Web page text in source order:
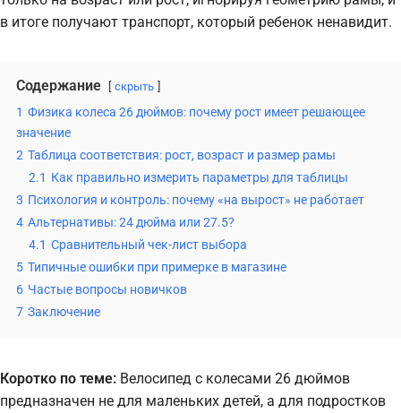
в итоге получают транспорт, который ребенок ненавидит.
Содержание скрыть
1 Физика колеса 26 дюймов: почему рост имеет решающее
значение
2 Таблица соответствия: рост, возраст и размер рамы
2.1 Как правильно измерить параметры для таблицы
3 Психология и контроль: почему «на вырост» не работает
4 Альтернативы: 24 дюйма или 27.5?
4.1 Сравнительный чек-лист выбора
5 Типичные ошибки при примерке в магазине
6 Частые вопросы новичков
7 Заключение
Коротко по теме: Велосипед с колесами 26 дюймов
предназначен не для маленьких детей, а для подростков